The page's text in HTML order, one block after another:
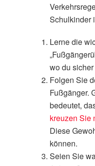
Schulkinder
Lerne die
wo du
Folgen Sie
Fußgänger.
bedeutet,
kreuzen Sie
Diese
können.
Seien Sie